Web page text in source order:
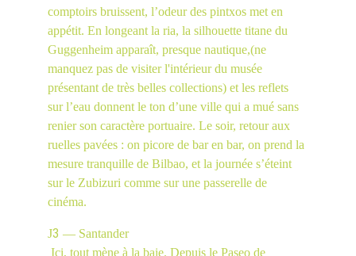
comptoirs bruissent, l’odeur des pintxos met en
appétit. En longeant la ria, la silhouette titane du
Guggenheim apparaît, presque nautique,(ne
manquez pas de visiter l'intérieur du musée
présentant de très belles collections) et les reflets
sur l’eau donnent le ton d’une ville qui a mué sans
renier son caractère portuaire. Le soir, retour aux
ruelles pavées : on picore de bar en bar, on prend la
mesure tranquille de Bilbao, et la journée s’éteint
sur le Zubizuri comme sur une passerelle de
cinéma.
J3 — Santander